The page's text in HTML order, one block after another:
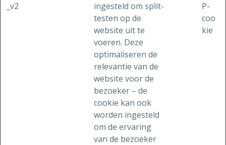
_v2
ingesteld om split-
testen op de
website uit te
voeren. Deze
optimaliseren de
relevantie van de
website voor de
bezoeker – de
cookie kan ook
worden ingesteld
om de ervaring
van de bezoeker
P-
coo
kie